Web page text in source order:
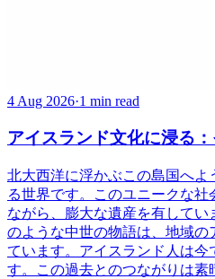
4 Aug 2026·1 min read
アイスランド文化に浸る
北大西洋に浮かぶこの島国へ
る世界です。このユニークな社
ながら、膨大な遺産を有して
のような中世の物語は、地域の
ています。アイスランド人は今
す。この過去とのつながりは素